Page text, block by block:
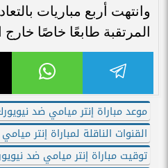
وانتهت أربع مباريات
المرتقبة طابعًا خاصًا خارج
موعد مباراة إنتر ميامي ضد
القنوات الناقلة لمباراة إنتر
توقيت مباراة إنتر ميامي ضد